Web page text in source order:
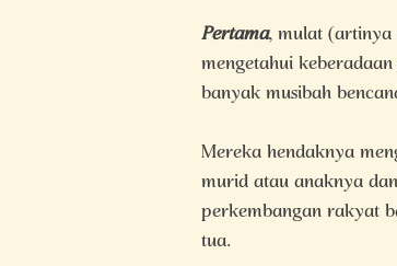
Pertama, mulat
mengetahui
banyak musibah
Mereka hendaknya
murid atau anaknya
perkembangan rakyat
tua.